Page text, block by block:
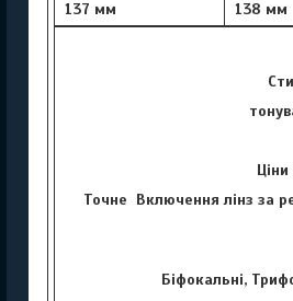
137 мм 138 мм
Точне Включення лінз за
Біфокальні,